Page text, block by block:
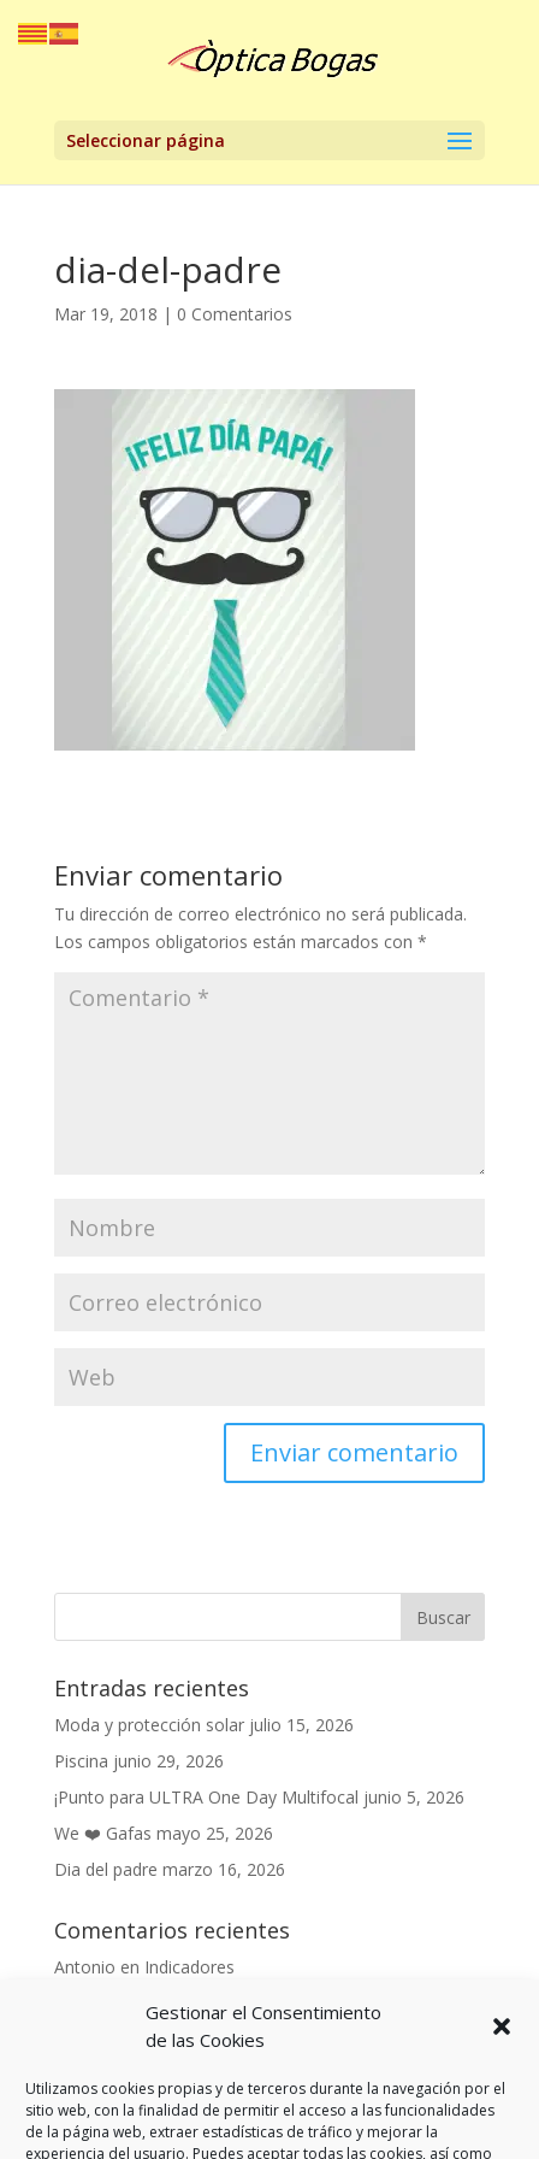
Gestionar el Consentimiento
de las Cookies
Utilizamos cookies propias y de terceros durante la navegación por el
sitio web, con la finalidad de permitir el acceso a las funcionalidades
de la página web, extraer estadísticas de tráfico y mejorar la
experiencia del usuario. Puedes aceptar todas las cookies, así como
Seleccionar página
dia-del-padre
Mar 19, 2018 | 0 Comentarios
Enviar comentario
Tu dirección de correo electrónico no será publicada.
Los campos obligatorios están marcados con *
Entradas recientes
Moda y protección solar julio 15, 2026
Piscina junio 29, 2026
¡Punto para ULTRA One Day Multifocal junio 5, 2026
We ❤️ Gafas mayo 25, 2026
Dia del padre marzo 16, 2026
Comentarios recientes
Antonio en Indicadores
enIndicadores
enDe cara al buen tiempo